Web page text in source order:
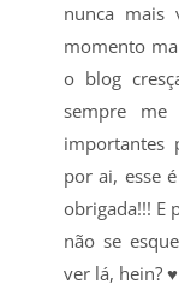
nunca mais
momento
o blog
sempre me
importantes
por ai, esse
obrigada!!! E
não se
ver lá, hein? ♥